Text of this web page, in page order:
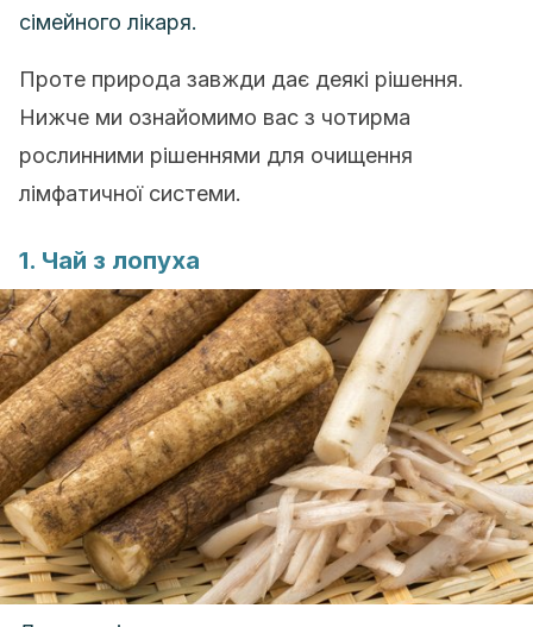
сімейного лікаря.
Проте природа завжди дає деякі рішення.
Нижче ми ознайомимо вас з чотирма
рослинними рішеннями для очищення
лімфатичної системи.
1. Чай з лопуха